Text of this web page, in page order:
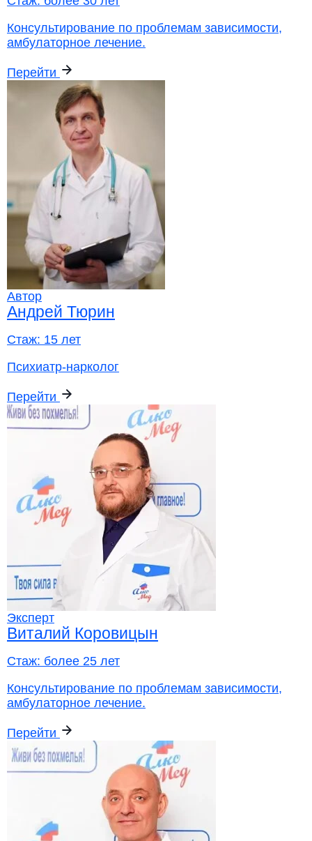
Консультирование по проблемам зависимости,
амбулаторное лечение.
Перейти
Автор
Андрей Тюрин
Стаж: 15 лет
Психиатр-нарколог
Перейти
Эксперт
Виталий Коровицын
Стаж: более 25 лет
Консультирование по проблемам зависимости,
амбулаторное лечение.
Перейти